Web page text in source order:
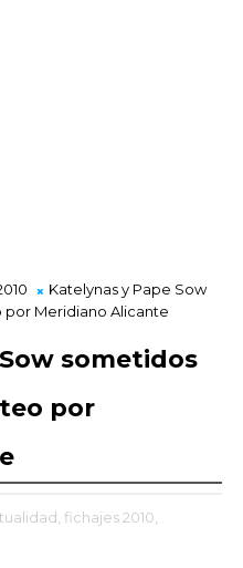
Katelynas y Pape Sow
Meridiano Alicante
sometidos
por
fichajes 2010,